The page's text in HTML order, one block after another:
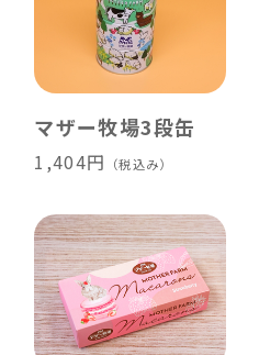
マザー牧場3段缶
1,404円 （税込み）